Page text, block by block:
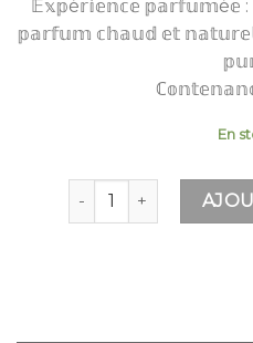
𝔼𝕩𝕡é𝕣𝕚𝕖𝕟𝕔𝕖 𝕡𝕒𝕣𝕗𝕦𝕞é𝕖
𝕡𝕒𝕣𝕗𝕦𝕞 𝕔𝕙𝕒𝕦𝕕 𝕖𝕥
En
quantité de